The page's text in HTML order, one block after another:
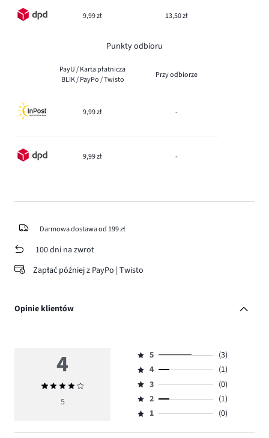
9,99 zł 13,50 zł
Punkty odbioru
PayU / Karta płatnicza
BLIK / PayPo / Twisto
Przy odbiorze
9,99 zł -
9,99 zł -
Darmowa dostawa od 199 zł
100 dni na zwrot
Zapłać później z PayPo | Twisto
Opinie klientów
4
Średnia
ocena
5
Ocena
5,
ilość
głosów
3.
5
(3)
Ocena
4,
ilość
głosów
4
(1)
Ocena
3,
ilość
3
(0)
Ocena
2,
2
(1)
Ocena
1,
1 (0)